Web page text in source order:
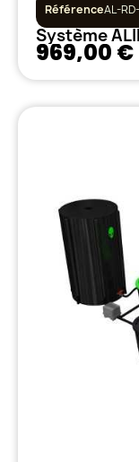
RéférenceAL-
Système
969,00 €